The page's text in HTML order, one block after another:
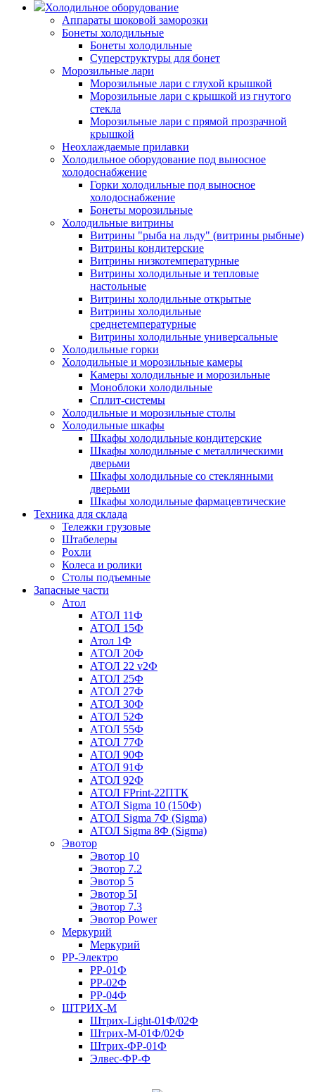
Холодильное оборудование
Аппараты шоковой заморозки
Бонеты холодильные
Бонеты холодильные
Суперструктуры для бонет
Морозильные лари
Морозильные лари с глухой крышкой
Морозильные лари с крышкой из гнутого
стекла
Морозильные лари с прямой прозрачной
крышкой
Неохлаждаемые прилавки
Холодильное оборудование под выносное
холодоснабжение
Горки холодильные под выносное
холодоснабжение
Бонеты морозильные
Холодильные витрины
Витрины "рыба на льду" (витрины рыбные)
Витрины кондитерские
Витрины низкотемпературные
Витрины холодильные и тепловые
настольные
Витрины холодильные открытые
Витрины холодильные
среднетемпературные
Витрины холодильные универсальные
Холодильные горки
Холодильные и морозильные камеры
Камеры холодильные и морозильные
Моноблоки холодильные
Сплит-системы
Холодильные и морозильные столы
Холодильные шкафы
Шкафы холодильные кондитерские
Шкафы холодильные с металлическими
дверьми
Шкафы холодильные со стеклянными
дверьми
Шкафы холодильные фармацевтические
Техника для склада
Тележки грузовые
Штабелеры
Рохли
Колеса и ролики
Столы подъемные
Запасные части
Атол
АТОЛ 11Ф
АТОЛ 15Ф
Атол 1Ф
АТОЛ 20Ф
АТОЛ 22 v2Ф
АТОЛ 25Ф
АТОЛ 27Ф
АТОЛ 30Ф
АТОЛ 52Ф
АТОЛ 55Ф
АТОЛ 77Ф
АТОЛ 90Ф
АТОЛ 91Ф
АТОЛ 92Ф
АТОЛ FPrint-22ПТК
АТОЛ Sigma 10 (150Ф)
АТОЛ Sigma 7Ф (Sigma)
АТОЛ Sigma 8Ф (Sigma)
Эвотор
Эвотор 10
Эвотор 7.2
Эвотор 5
Эвотор 5I
Эвотор 7.3
Эвотор Power
Меркурий
Меркурий
РР-Электро
РР-01Ф
РР-02Ф
РР-04Ф
ШТРИХ-М
Штрих-Light-01Ф/02Ф
Штрих-М-01Ф/02Ф
Штрих-ФР-01Ф
Элвес-ФР-Ф